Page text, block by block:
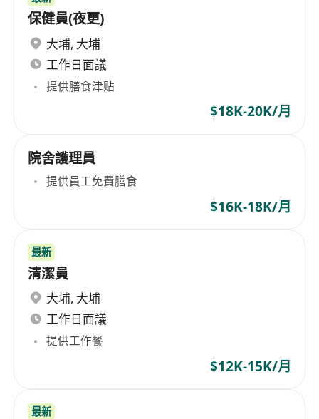
保健員(夜更)
大埔, 大埔
工作日面議
提供膳食津贴
$18K-20K/月
院舍護理員
提供員工免費膳食
$16K-18K/月
最新
清潔員
大埔, 大埔
工作日面議
提供工作餐
$12K-15K/月
最新